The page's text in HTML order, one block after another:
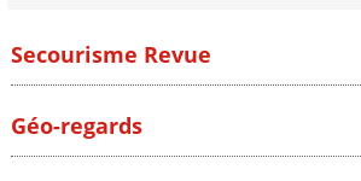
Secourisme Revue
Géo-regards